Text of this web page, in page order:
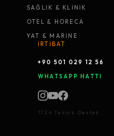
SAĞLIK & KLİNİK
OTEL & HORECA
YAT & MARİNE
İRTİBAT
+90 501 029 12 56
WHATSAPP HATTI
7/24 Teknik Destek